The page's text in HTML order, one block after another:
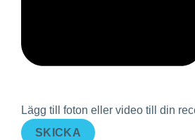
Lägg till foton eller video till din
SKICKA